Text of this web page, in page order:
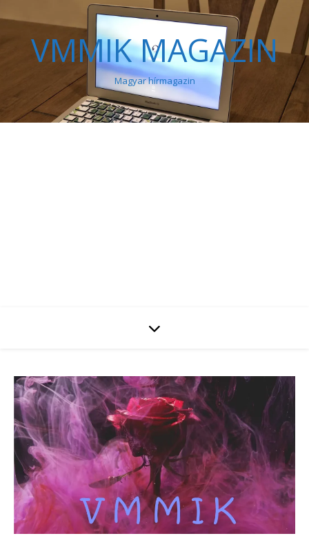
VMMIK MAGAZIN
Magyar hírmagazin